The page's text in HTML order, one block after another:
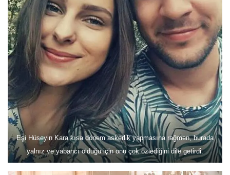
Eşi Hüseyin Kara kısa dönem askerlik yapmasına rağmen, burada
yalnız ve yabancı olduğu için onu çok özlediğini dile getirdi.